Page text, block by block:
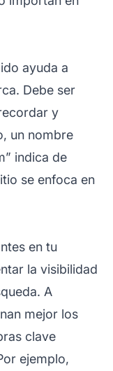
ayuda a
Debe ser
y
un nombre
indica de
se enfoca en
en tu
la visibilidad
A
mejor los
clave
ejemplo,